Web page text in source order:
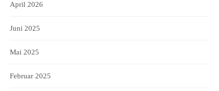
April 2026
Juni 2025
Mai 2025
Februar 2025